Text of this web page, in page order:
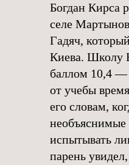
Богдан Кирса
селе
Гадяч,
Киева. Школу
баллом 10,4 —
от учебы
его словам,
необъяснимые
испытывать
парень